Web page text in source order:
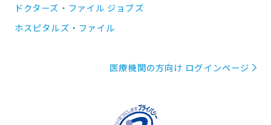
ドクターズ・ファイル ジョブズ
ホスピタルズ・ファイル
医療機関の方向け ログインページ